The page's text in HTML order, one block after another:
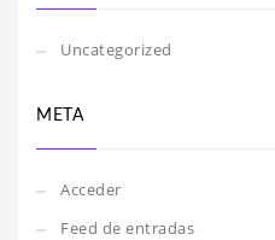
Uncategorized
META
Acceder
Feed de entradas